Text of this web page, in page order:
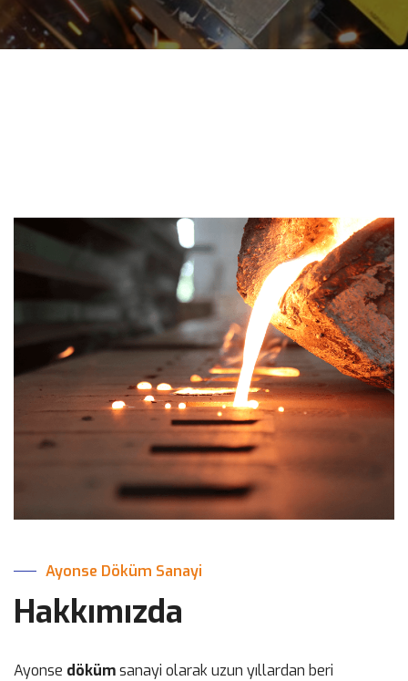
Ayonse Döküm Sanayi
Hakkımızda
Ayonse dökümsanayi olarak uzun yıllardan beri